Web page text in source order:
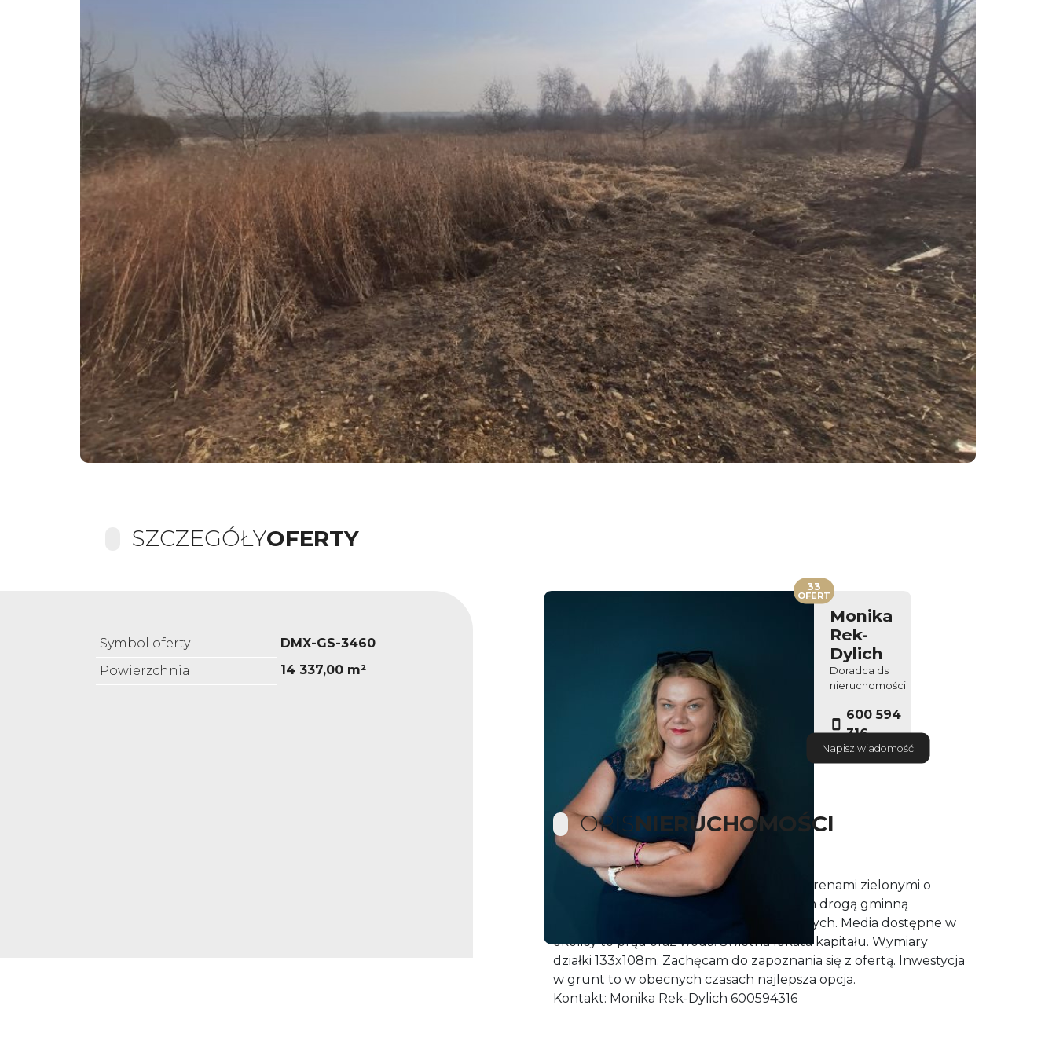
SZCZEGÓŁYOFERTY
Symbol oferty
DMX-GS-3460
Powierzchnia
14 337,00 m²
Monika
Rek-
Dylich
Doradca ds
nieruchomości
600 594
316
Napisz wiadomość
33
OFERT
OPISNIERUCHOMOŚCI
Na sprzedaż duża działka budowlana z terenami zielonymi o
powierzchni 14337m2. Działka z dojazdem drogą gminną
utwardzoną, w otoczeniu terenów zielonych. Media dostępne w
okolicy to prąd oraz woda. Świetna lokata kapitału. Wymiary
działki 133x108m. Zachęcam do zapoznania się z ofertą. Inwestycja
w grunt to w obecnych czasach najlepsza opcja.
Kontakt: Monika Rek-Dylich 600594316